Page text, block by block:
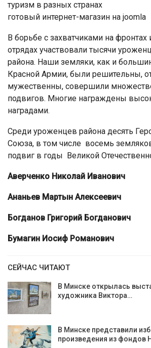
туризм в разных странах
готовый интернет-магазин на joomla
В борьбе с захватчиками на фронтах
отрядах участвовали тысячи
района. Наши земляки, как и
Красной Армии, были решительны,
мужественны, совершили
подвигов. Многие награждены
наградами.
Среди уроженцев района десять
Союза, в том числе восемь
подвиг в годы Великой
Аверченко Николай Иванович
Ананьев Мартын Алексеевич
Богданов Григорий Богданович
Бумагин Иосиф Романович
СЕЙЧАС ЧИТАЮТ
В Минске открылась
художника Виктора…
В Минске представили
произведения из фондов